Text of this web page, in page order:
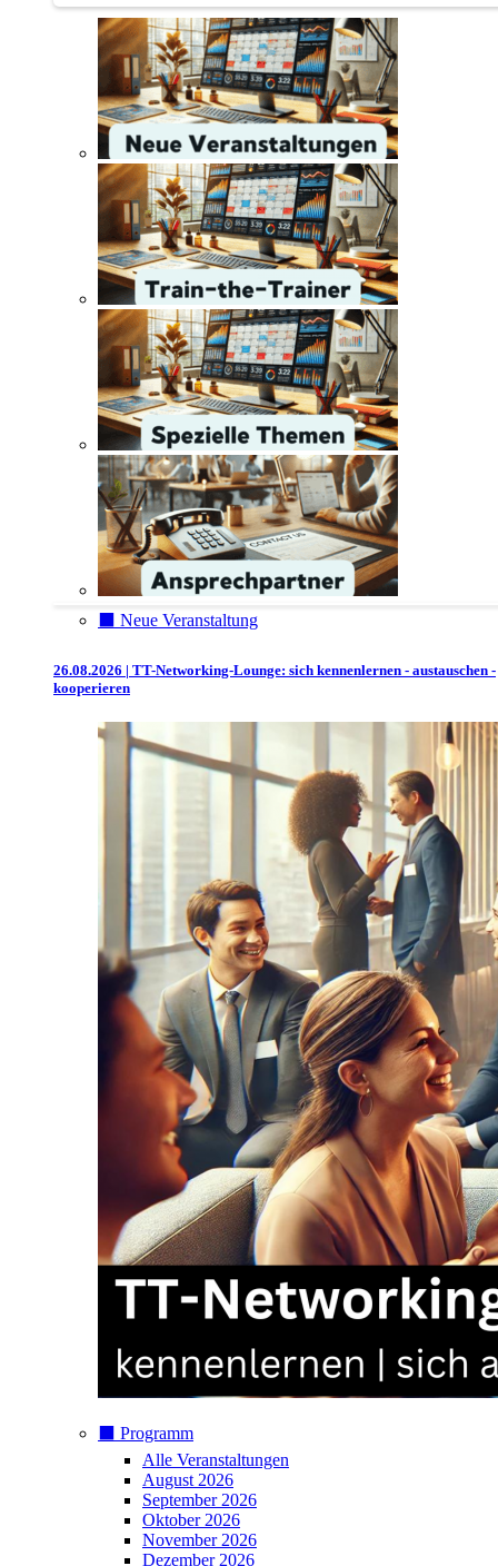
⬛️ Neue Veranstaltung
26.08.2026 | TT-Networking-Lounge: sich kennenlernen - austauschen -
kooperieren
⬛️ Programm
Alle Veranstaltungen
August 2026
September 2026
Oktober 2026
November 2026
Dezember 2026